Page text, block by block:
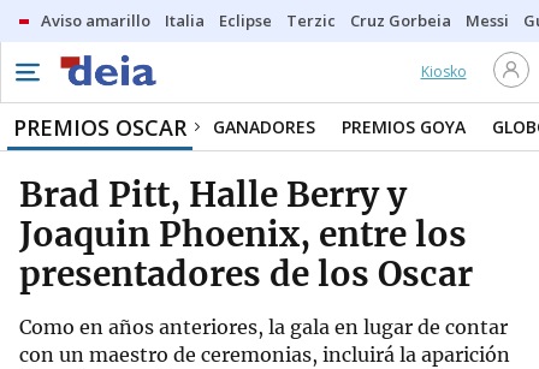
Aviso amarillo Italia Eclipse Terzic Cruz Gorbeia Messi
Kiosko
PREMIOS OSCAR GANADORES PREMIOS GOYA
Brad Pitt, Halle Berry y
Joaquin Phoenix, entre los
presentadores de los Oscar
Como en años anteriores, la gala en lugar de contar
con un maestro de ceremonias, incluirá la aparición